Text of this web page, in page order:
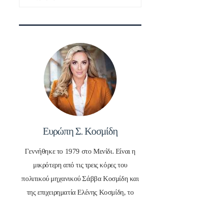
Ευρώπη Σ. Κοσμίδη
Γεννήθηκε το 1979 στο Μενίδι. Είναι η
μικρότερη από τις τρεις κόρες του
πολιτικού μηχανικού Σάββα Κοσμίδη και
της επιχειρηματία Ελένης Κοσμίδη, το